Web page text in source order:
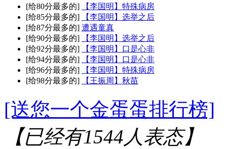
[给80分最多的]
【李国明】特殊病房
[给85分最多的]
【李国明】选举之后
[给87分最多的] 遭遇童真
[给90分最多的]
【李国明】选举之后
[给92分最多的]
【李国明】口是心非
[给94分最多的]
【李国明】口是心非
[给96分最多的]
【李国明】特殊病房
[给98分最多的]
【王振周】秋苗
[送您一个金蛋蛋排行榜]
【已经有1544人表态】